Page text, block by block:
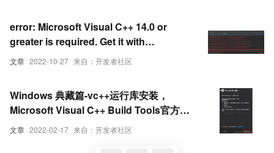
文章 2022-10-27 来自：开发者社区
error: Microsoft Visual C++ 14.0 or
greater is required. Get it with
“Microsoft C++ Build Tools“:
文章 2022-02-17 来自：开发者社区
Windows 典藏篇-vc++运行库安装，
Microsoft Visual C++ Build Tools官方工
具